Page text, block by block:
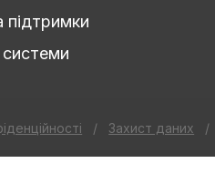
підтримки
/ Захист даних /